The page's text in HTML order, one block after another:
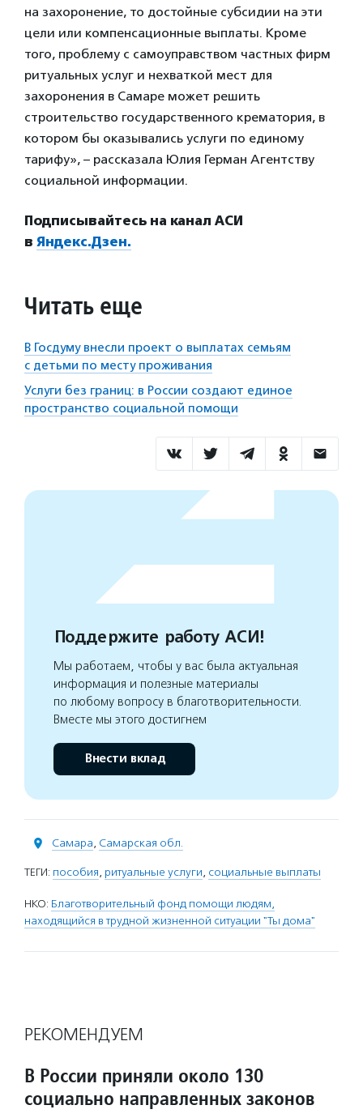
на захоронение, то достойные субсидии на эти
цели или компенсационные выплаты. Кроме
того, проблему с самоуправством частных фирм
ритуальных услуг и нехваткой мест для
захоронения в Самаре может решить
строительство государственного крематория, в
котором бы оказывались услуги по единому
тарифу», – рассказала Юлия Герман Агентству
социальной информации.
Подписывайтесь на канал АСИ
в Яндекс.Дзен.
Читать еще
В Госдуму внесли проект о выплатах семьям
с детьми по месту проживания
Услуги без границ: в России создают единое
пространство социальной помощи
Поддержите работу АСИ!
Мы работаем, чтобы у вас была актуальная
информация и полезные материалы
по любому вопросу в благотворительности.
Вместе мы этого достигнем
Внести вклад
Самара, Самарская обл.
ТЕГИ: пособия, ритуальные услуги, социальные выплаты
НКО: Благотворительный фонд помощи людям,
находящийся в трудной жизненной ситуации "Ты дома"
РЕКОМЕНДУЕМ
В России приняли около 130
социально направленных законов